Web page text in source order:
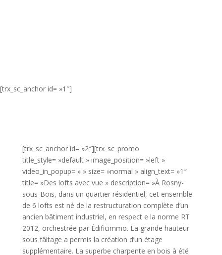
[trx_sc_anchor id= »1″]
[trx_sc_anchor id= »2″][trx_sc_promo
title_style= »default » image_position= »left »
video_in_popup= » » size= »normal » align_text= »1″
title= »Des lofts avec vue » description= »À Rosny-
sous-Bois, dans un quartier résidentiel, cet ensemble
de 6 lofts est né de la restructuration complète d’un
ancien bâtiment industriel, en respect e la norme RT
2012, orchestrée par Édificimmo. La grande hauteur
sous fâitage a permis la création d’un étage
supplémentaire. La superbe charpente en bois à été